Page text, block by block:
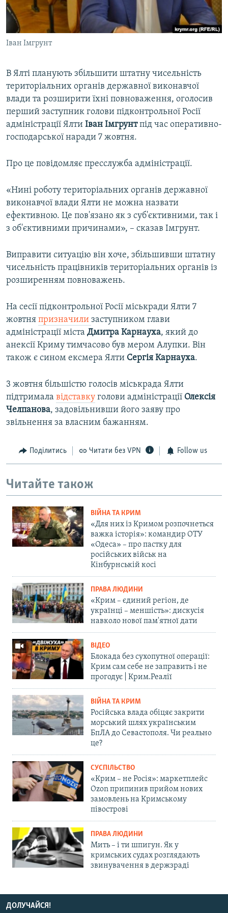
ВІДЕОУРОКИ «ELIFBE»
СВІДЧЕННЯ ОКУПАЦІЇ
УКРАЇНСЬКА ПРОБЛЕМА КРИМУ
Русский
Qırımtatar
Усі сайти RFE/RL
Іван Імгрунт
В Ялті планують збільшити штатну чисельність
територіальних органів державної виконавчої
влади та розширити їхні повноваження, оголосив
перший заступник голови підконтрольної Росії
адміністрації Ялти Іван Імгрунтпід час оперативно-
господарської наради 7 жовтня.
Про це повідомляє пресслужба адміністрації.
«Нині роботу територіальних органів державної
виконавчої влади Ялти не можна назвати
ефективною. Це пов'язано як з суб'єктивними, так і
з об'єктивними причинами», – сказав Імгрунт.
Виправити ситуацію він хоче, збільшивши штатну
чисельність працівників територіальних органів із
розширенням повноважень.
На сесії підконтрольної Росії міськради Ялти 7
жовтня призначили заступником глави
адміністрації міста Дмитра Карнауха, який до
анексії Криму тимчасово був мером Алупки. Він
також є сином ексмера Ялти Сергія Карнауха.
3 жовтня більшістю голосів міськрада Ялти
підтримала відставку голови адміністрації Олексія
Челпанова, задовільнивши його заяву про
звільнення за власним бажанням.
Поділитись Читати без VPN Follow us
Читайте також
ВІЙНА ТА КРИМ
«Для них із Кримом розпочнеться
важка історія»: командир ОТУ
«Одеса» – про пастку для
російських військ на
Кінбурнській косі
ПРАВА ЛЮДИНИ
«Крим – єдиний регіон, де
українці – меншість»: дискусія
навколо нової пам'ятної дати
ВІДЕО
Блокада без сухопутної операції:
Крим сам себе не заправить і не
прогодує | Крим.Реалії
ВІЙНА ТА КРИМ
Російська влада обіцяє закрити
морський шлях українським
БпЛА до Севастополя. Чи реально
це?
СУСПІЛЬСТВО
«Крим – не Росія»: маркетплейс
Ozon припинив прийом нових
замовлень на Кримському
півострові
ПРАВА ЛЮДИНИ
Мить – і ти шпигун. Як у
кримських судах розглядають
звинувачення в держзраді
ДОЛУЧАЙСЯ!